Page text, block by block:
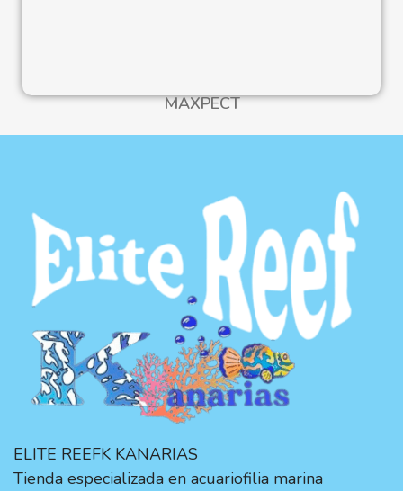
MAXPECT
ELITE REEFK KANARIAS
Tienda especializada en acuariofilia marina